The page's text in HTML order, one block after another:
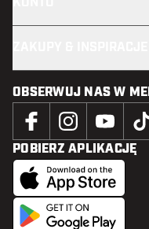
OBSERWUJ NAS W
POBIERZ APLIKACJĘ